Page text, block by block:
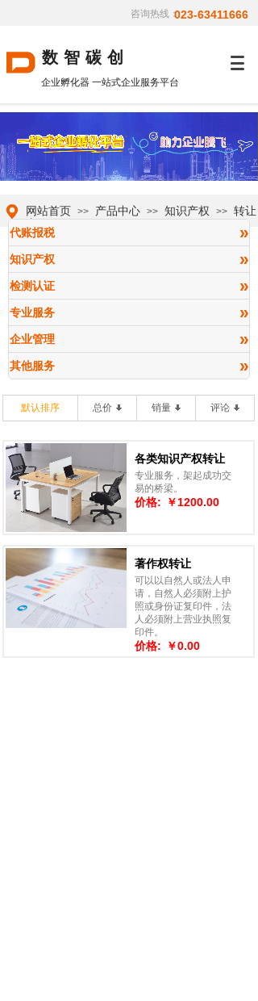
咨询热线：023-63411666
企业孵化器 一站式企业服务平台
数智碳创
网站首页 >> 产品中心 >> 知识产权 >> 转让
变更
代账报税 »
知识产权 »
检测认证 »
专业服务 »
企业管理 »
其他服务 »
默认排序 总价 销量 评论
各类知识产权转让
专业服务，架起成功交
易的桥梁。
价格: ￥1200.00
著作权转让
可以以自然人或法人申
请，自然人必须附上护
照或身份证复印件，法
人必须附上营业执照复
印件。
价格: ￥0.00